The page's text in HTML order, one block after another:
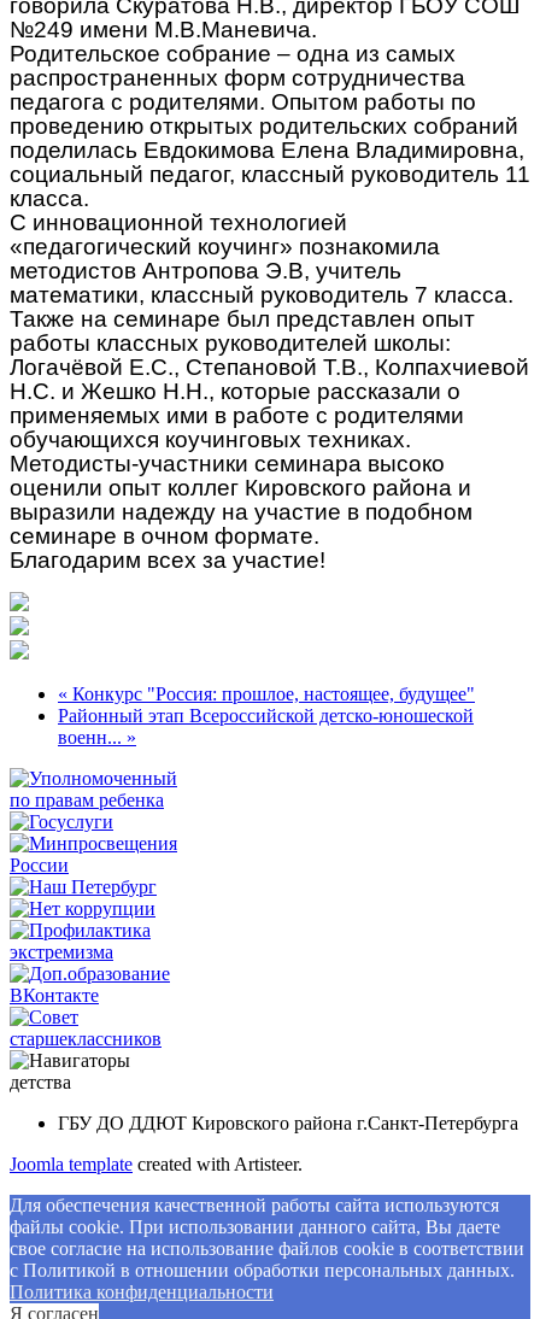
№249 имени М.В.Маневича.
Родительское собрание – одна из самых
распространенных форм сотрудничества
педагога с родителями. Опытом работы по
проведению открытых родительских собраний
поделилась Евдокимова Елена Владимировна,
социальный педагог, классный руководитель 11
класса.
С инновационной технологией
«педагогический коучинг» познакомила
методистов Антропова Э.В, учитель
математики, классный руководитель 7 класса.
Также на семинаре был представлен опыт
работы классных руководителей школы:
Логачёвой Е.С., Степановой Т.В., Колпахчиевой
Н.С. и Жешко Н.Н., которые рассказали о
применяемых ими в работе с родителями
обучающихся коучинговых техниках.
Методисты-участники семинара высоко
оценили опыт коллег Кировского района и
выразили надежду на участие в подобном
семинаре в очном формате.
Благодарим всех за участие!
« Конкурс "Россия: прошлое, настоящее, будущее"
Районный этап Всероссийской детско-юношеской
военн... »
ГБУ ДО ДДЮТ Кировского района г.Санкт-Петербурга
Joomla template created with Artisteer.
Для обеспечения качественной работы сайта используются
файлы cookie. При использовании данного сайта, Вы даете
свое согласие на использование файлов cookie в соответствии
с Политикой в отношении обработки персональных данных.
Политикa конфиденциальности
Я согласен